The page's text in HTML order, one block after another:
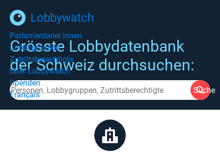
Lobbywatch
Parlamentarier:innen
Lobbygruppen
Zutrittsberechtigte
Über Lobbywatch
Spenden
Français
Grösste Lobbydatenbank
der Schweiz durchsuchen:
Suche